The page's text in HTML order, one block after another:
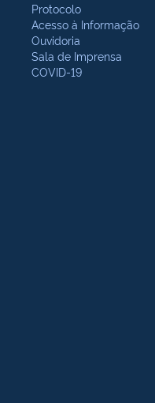
Protocolo
Acesso à Informação
Ouvidoria
Sala de Imprensa
COVID-19